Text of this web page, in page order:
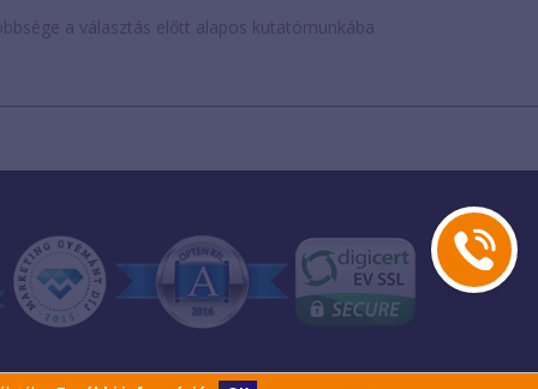
a választás előtt alapos kutatómunkába